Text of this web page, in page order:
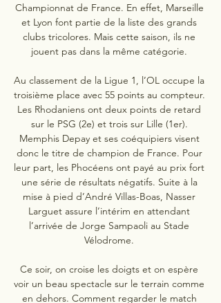
Championnat de France. En effet, Marseille
et Lyon font partie de la liste des grands
clubs tricolores. Mais cette saison, ils ne
jouent pas dans la même catégorie.
Au classement de la Ligue 1, l’OL occupe la
troisième place avec 55 points au compteur.
Les Rhodaniens ont deux points de retard
sur le PSG (2e) et trois sur Lille (1er).
Memphis Depay et ses coéquipiers visent
donc le titre de champion de France. Pour
leur part, les Phocéens ont payé au prix fort
une série de résultats négatifs. Suite à la
mise à pied d’André Villas-Boas, Nasser
Larguet assure l’intérim en attendant
l’arrivée de Jorge Sampaoli au Stade
Vélodrome.
Ce soir, on croise les doigts et on espère
voir un beau spectacle sur le terrain comme
en dehors. Comment regarder le match